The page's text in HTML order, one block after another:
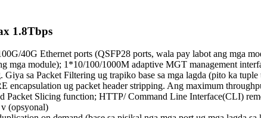
1.8Tbps
40G Ethernet ports (QSFP28 ports, wala pay labot ang mga
mga module); 1*10/100/1000M adaptive MGT management
sa Packet Filtering ug trapiko base sa mga lagda (pito ka
ug packet header stripping. Ang maximum
Packet Slicing function; HTTP/ Command Line Interface(CLI)
(opsyonal)